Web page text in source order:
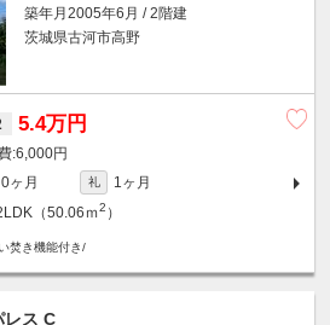
築年月2005年6月 / 2階建
茨城県古河市高野
5.4万円
6,000円
0ヶ月 礼
1ヶ月
（50.06ｍ2 ）
焚き機能付き/
レス C